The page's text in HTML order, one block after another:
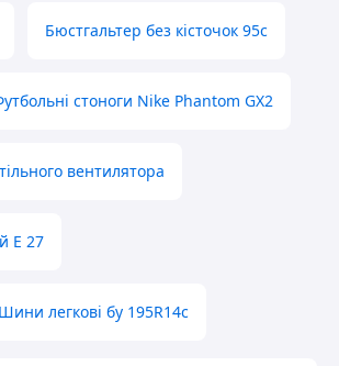
Бюстгальтер без кісточок 95с
стоноги Nike Phantom GX2
вентилятора
E 27
Шини легкові бу 195R14c